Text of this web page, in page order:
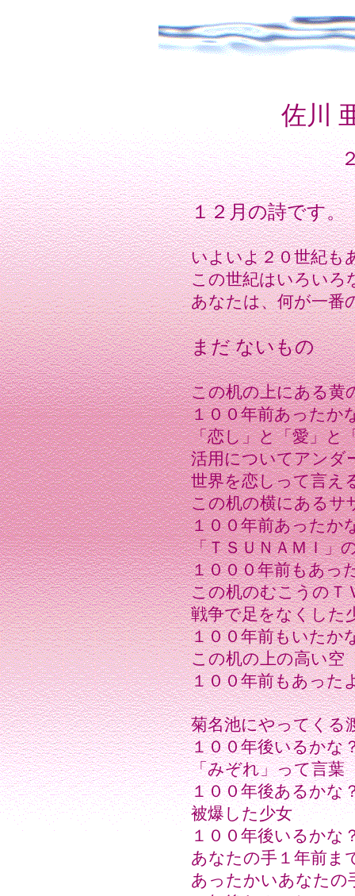
佐川
１２月の詩です。
いよいよ２０世紀も
この世紀はいろいろ
あなたは、何が一番
まだ ないもの
この机の上にある黄
１００年前あったか
「恋し」と「愛」と
活用についてアンダ
世界を恋しって言え
この机の横にあるサ
１００年前あったか
「ＴＳＵＮＡＭＩ」
１０００年前もあっ
この机のむこうのＴ
戦争で足をなくした
１００年前もいたか
この机の上の高い空
１００年前もあった
菊名池にやってくる
１００年後いるかな
「みぞれ」って言葉
１００年後あるかな
被爆した少女
１００年後いるかな
あなたの手１年前ま
あったかいあなたの